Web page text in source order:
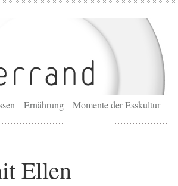
Ernährung Momente der Esskultur
Ellen